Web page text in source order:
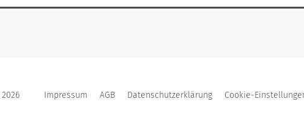
2026 Impressum AGB Datenschutzerklärung Cookie-